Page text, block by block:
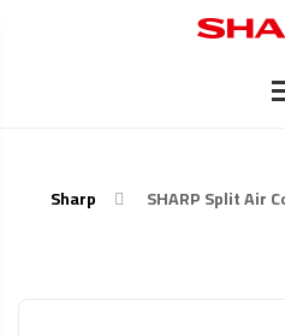
Sharp
SHARP Split Air